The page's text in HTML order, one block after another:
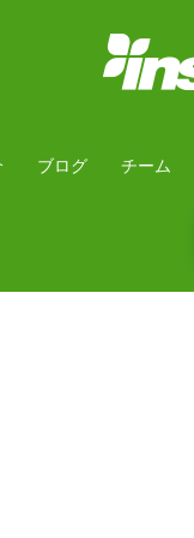
ブログ チーム